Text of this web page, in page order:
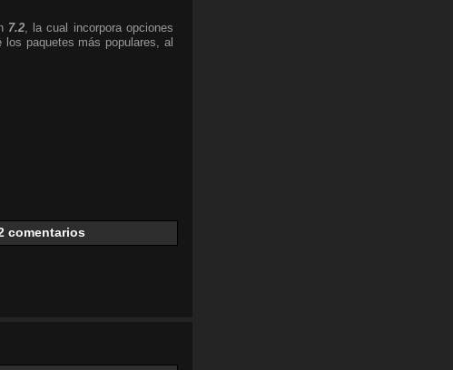
7.2, la cual incorpora opciones
paquetes más populares, al
comentarios